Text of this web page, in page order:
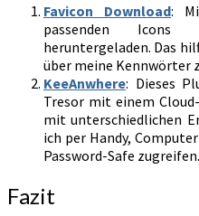
Favicon Download:
passenden Icons
heruntergeladen. Das
über meine Kennwörter
KeeAnwhere: Dieses
Tresor mit einem
mit unterschiedlichen
ich per Handy,
Password-Safe zugreifen.
Fazit